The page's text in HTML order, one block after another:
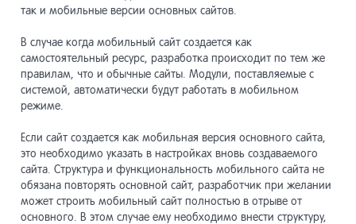
14
15
16 Списки
так и мобильные версии основных сайтов.
В случае когда мобильный сайт создается как
самостоятельный ресурс, разработка происходит по тем же
правилам, что и обычные сайты. Модули, поставляемые с
системой, автоматически будут работать в мобильном
режиме.
Если сайт создается как мобильная версия основного сайта,
это необходимо указать в настройках вновь создаваемого
сайта. Структура и функциональность мобильного сайта не
обязана повторять основной сайт, разработчик при желании
может строить мобильный сайт полностью в отрыве от
основного. В этом случае ему необходимо внести структуру,